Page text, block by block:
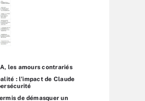
les amours contrariés
: l’impact de Claude
de démasquer un